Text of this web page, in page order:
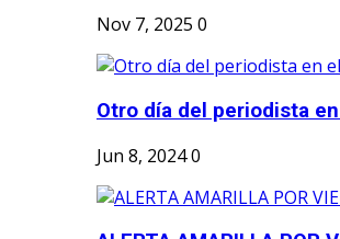
Nov 7, 2025 0
Otro día del periodista en
Jun 8, 20240